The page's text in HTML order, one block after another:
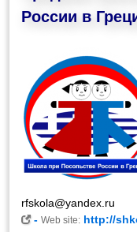
России в
rfskola@yandex.ru
-Web site: http://